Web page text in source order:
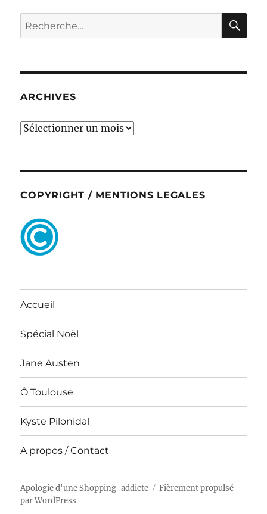
Recherche
pour :
ARCHIVES
ARCHIVES
COPYRIGHT / MENTIONS LEGALES
Accueil
Spécial Noël
Jane Austen
Ô Toulouse
Kyste Pilonidal
A propos / Contact
Apologie d'une Shopping-addicte
Fièrement propulsé
par WordPress